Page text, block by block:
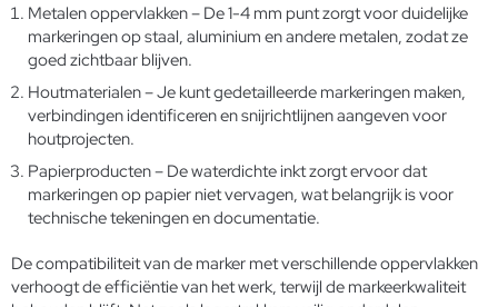
Metalen oppervlakken – De 1-4 mm punt zorgt voor duidelijke
markeringen op staal, aluminium en andere metalen, zodat ze
goed zichtbaar blijven.
Houtmaterialen – Je kunt gedetailleerde markeringen maken,
verbindingen identificeren en snijrichtlijnen aangeven voor
houtprojecten.
Papierproducten – De waterdichte inkt zorgt ervoor dat
markeringen op papier niet vervagen, wat belangrijk is voor
technische tekeningen en documentatie.
De compatibiliteit van de marker met verschillende oppervlakken
verhoogt de efficiëntie van het werk, terwijl de markeerkwaliteit